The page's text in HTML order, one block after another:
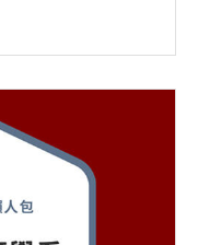
一窺這座加拿大